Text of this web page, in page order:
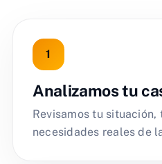
Analizamos tu
Revisamos tu
necesidades reales de